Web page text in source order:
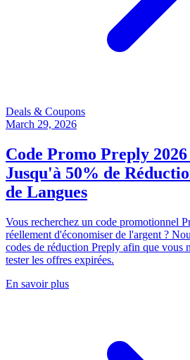
Deals & Coupons
March 29, 2026
Code Promo Preply
Jusqu'à 50% de
de Langues
Vous recherchez un code promotionnel
réellement d'économiser de l'argent ?
codes de réduction Preply afin que vous
tester les offres expirées.
En savoir plus